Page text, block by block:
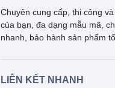
Chuyên cung cấp, thi công
của bạn, đa dạng mẫu mã,
nhanh, bảo hành sản phẩm
LIÊN KẾT NHANH